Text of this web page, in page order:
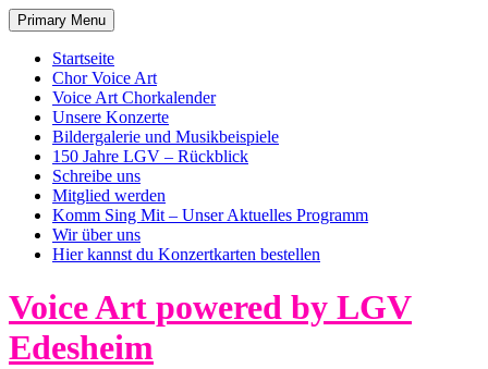
Primary Menu
Startseite
Chor Voice Art
Voice Art Chorkalender
Unsere Konzerte
Bildergalerie und Musikbeispiele
150 Jahre LGV – Rückblick
Schreibe uns
Mitglied werden
Komm Sing Mit – Unser Aktuelles Programm
Wir über uns
Hier kannst du Konzertkarten bestellen
Skip
to
content
Voice Art powered by LGV
Edesheim